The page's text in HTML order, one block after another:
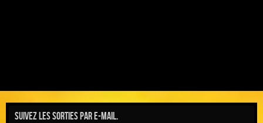
Suivez les sorties par e-mail.